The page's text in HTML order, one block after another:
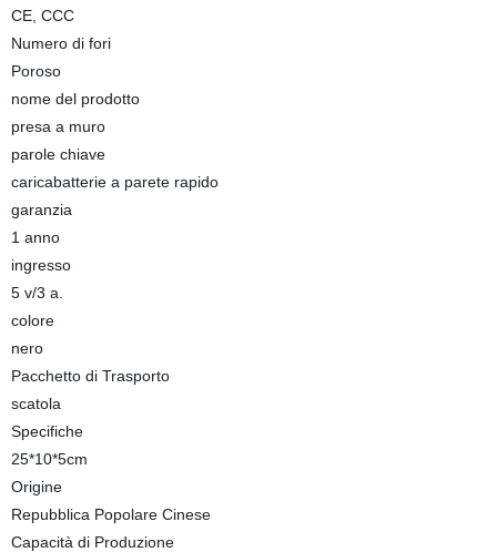
CE, CCC
Numero di fori
Poroso
nome del prodotto
presa a muro
parole chiave
caricabatterie a parete rapido
garanzia
1 anno
ingresso
5 v/3 a.
colore
nero
Pacchetto di Trasporto
scatola
Specifiche
25*10*5cm
Origine
Repubblica Popolare Cinese
Capacità di Produzione